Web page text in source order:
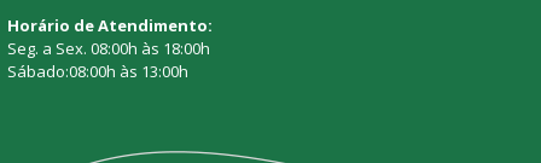
Horário de Atendimento:
Seg. a Sex. 08:00h às 18:00h
Sábado:08:00h às 13:00h